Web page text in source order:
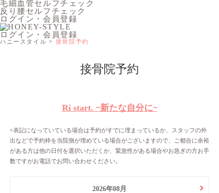
毛細血管セルフチェック
反り腰セルフチェック
ログイン・会員登録
ログイン・会員登録
ハニースタイル 接骨院予約
接骨院予約
Ri start. ~新たな自分に~
×表記になっていている場合は予約がすでに埋まっているか、スタッフの外
出などで予約枠を当院側が埋めている場合がございますので、ご都合に余裕
がある方は他の日付を選択いただくか、緊急性がある場合やお急ぎの方お手
数ですがお電話でお問い合わせください。
2026年08月